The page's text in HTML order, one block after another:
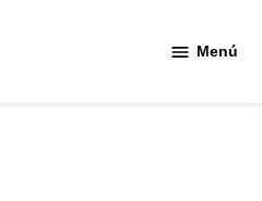
Menú